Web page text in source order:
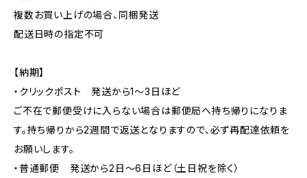
複数お買い上げの場合、同梱発送
配送日時の指定不可
【納期】
・クリックポスト 発送から1〜3日ほど
ご不在で郵便受けに入らない場合は郵便局へ持ち帰りになりま
す。持ち帰りから2週間で返送となりますので、必ず再配達依頼を
お願いします。
・普通郵便 発送から2日〜6日ほど（土日祝を除く）